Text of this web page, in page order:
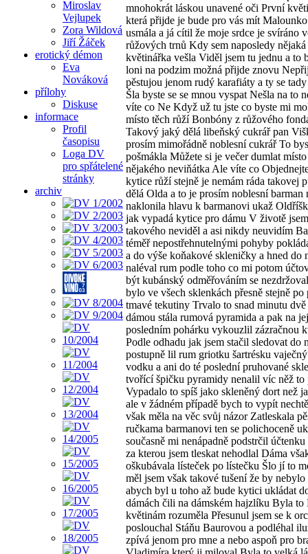
Miroslav
Vejlupek
Zora Wildová
Jiří Žáček
erotický démon
Eva
Nováková
přílohy
Diskuse
informace
Profil
časopisu
Loga DV
pro spřátelené
stránky
archiv